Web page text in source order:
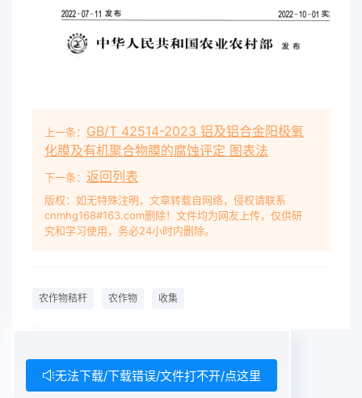
上一条： GB/T 42514-2023 铝及铝合金阳极氧
化膜及有机聚合物膜的腐蚀评定 图表法
下一条： 返回列表
版权：如无特殊注明，文章转载自网络，侵权请联系
cnmhg168#163.com删除！文件均为网友上传，仅供研
究和学习使用，务必24小时内删除。
农作物秸秆 农作物 收集
无法下载/下载错误/文件打不开/点这里